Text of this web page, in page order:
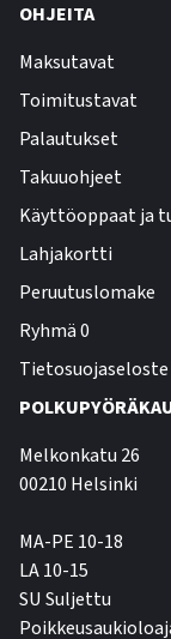
OHJEITA
Maksutavat
Toimitustavat
Palautukset
Takuuohjeet
Käyttöoppaat ja
Lahjakortti
Peruutuslomake
Ryhmä 0
Tietosuojaseloste
Melkonkatu 26
00210 Helsinki
MA-PE 10-18
LA 10-15
SU Suljettu